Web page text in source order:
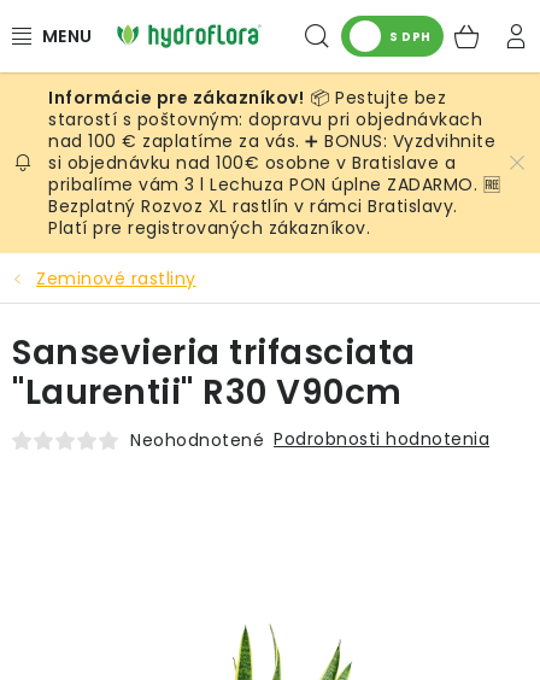
na
Hľadať
S DPH
RASTLINY
UMELÉ RASTLINY
KVETINÁČE
SUBSTRÁTY A PRÍSLUŠENSTVO
SERVIS INTERIÉROVEJ ZELENE
INTERIÉROVÉ DEKORÁCIE
📦 Pestujte bez
starostí s poštovným: dopravu pri objednávkach
nad 100 € zaplatíme za vás. ➕ BONUS: Vyzdvihnite
si objednávku nad 100€ osobne v Bratislave a
pribalíme vám 3 l Lechuza PON úplne ZADARMO. 🆓
Bezplatný Rozvoz XL rastlín v rámci Bratislavy.
Platí pre registrovaných zákazníkov.
Zeminové rastliny
Sansevieria trifasciata
"Laurentii" R30 V90cm
Neohodnotené Podrobnosti hodnotenia